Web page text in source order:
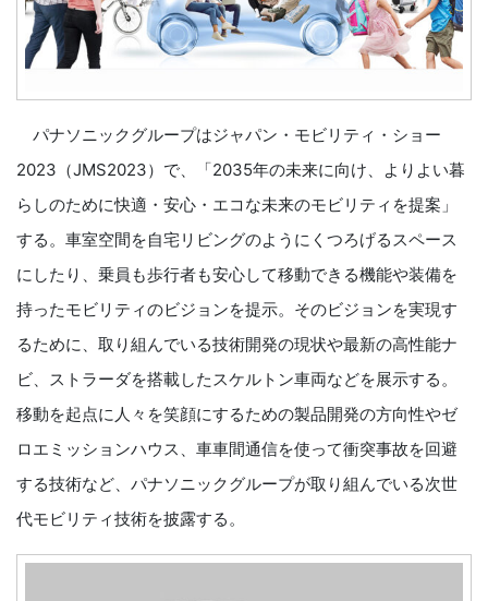
パナソニックグループはジャパン・モビリティ・ショー
2023（JMS2023）で、「2035年の未来に向け、よりよい暮
らしのために快適・安心・エコな未来のモビリティを提案」
する。車室空間を自宅リビングのようにくつろげるスペース
にしたり、乗員も歩行者も安心して移動できる機能や装備を
持ったモビリティのビジョンを提示。そのビジョンを実現す
るために、取り組んでいる技術開発の現状や最新の高性能ナ
ビ、ストラーダを搭載したスケルトン車両などを展示する。
移動を起点に人々を笑顔にするための製品開発の方向性やゼ
ロエミッションハウス、車車間通信を使って衝突事故を回避
する技術など、パナソニックグループが取り組んでいる次世
代モビリティ技術を披露する。